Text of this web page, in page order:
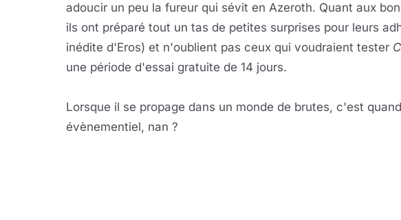
adoucir un peu la fureur qui sévit en Azeroth. Quant aux
ils ont préparé tout un tas de petites surprises pour leurs
inédite d'Eros) et n'oublient pas ceux qui voudraient tester
une période d'essai gratuite de 14 jours.
Lorsque il se propage dans un monde de brutes, c'est
évènementiel, nan ?